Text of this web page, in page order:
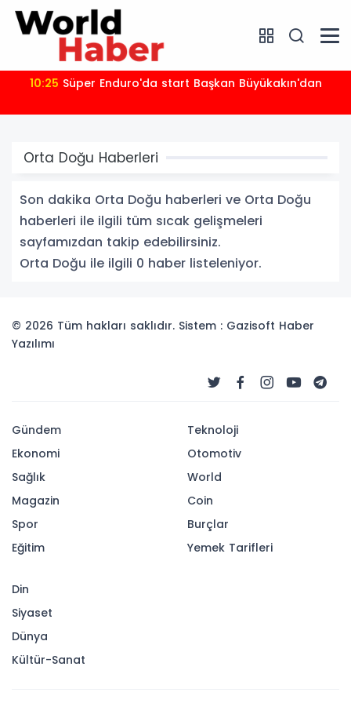
10:25 Süper Enduro'da start Başkan Büyükakın'dan
Orta Doğu Haberleri
Son dakika Orta Doğu haberleri ve Orta Doğu
haberleri ile ilgili tüm sıcak gelişmeleri
sayfamızdan takip edebilirsiniz.
Orta Doğu ile ilgili 0 haber listeleniyor.
© 2026 Tüm hakları saklıdır. Sistem : Gazisoft Haber
Yazılımı
Gündem
Ekonomi
Sağlık
Magazin
Spor
Eğitim
Teknoloji
Otomotiv
World
Coin
Burçlar
Yemek Tarifleri
Din
Siyaset
Dünya
Kültür-Sanat